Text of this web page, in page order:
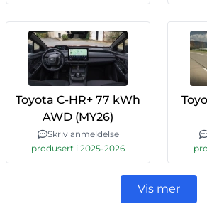
Toyota C-HR+ 77 kWh
AWD (MY26)
Skriv anmeldelse
produsert i 2025-2026
Vis mer